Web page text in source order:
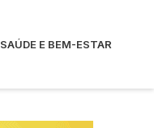
SAÚDE E BEM-ESTAR